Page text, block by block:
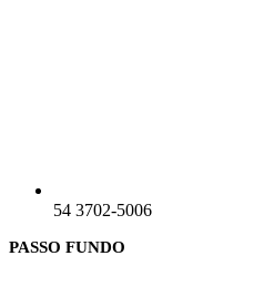
54 3702-5006
PASSO FUNDO